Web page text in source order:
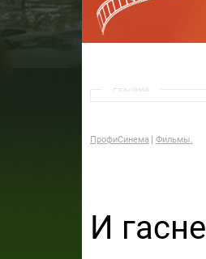
Реклама
ПрофиСинема Фильмы.
И